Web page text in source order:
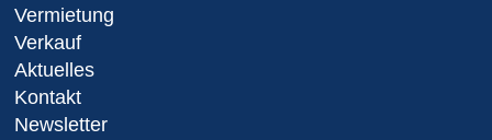
Vermietung
Verkauf
Aktuelles
Kontakt
Newsletter